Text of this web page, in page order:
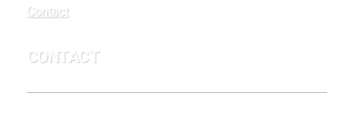
Contact
CONTACT